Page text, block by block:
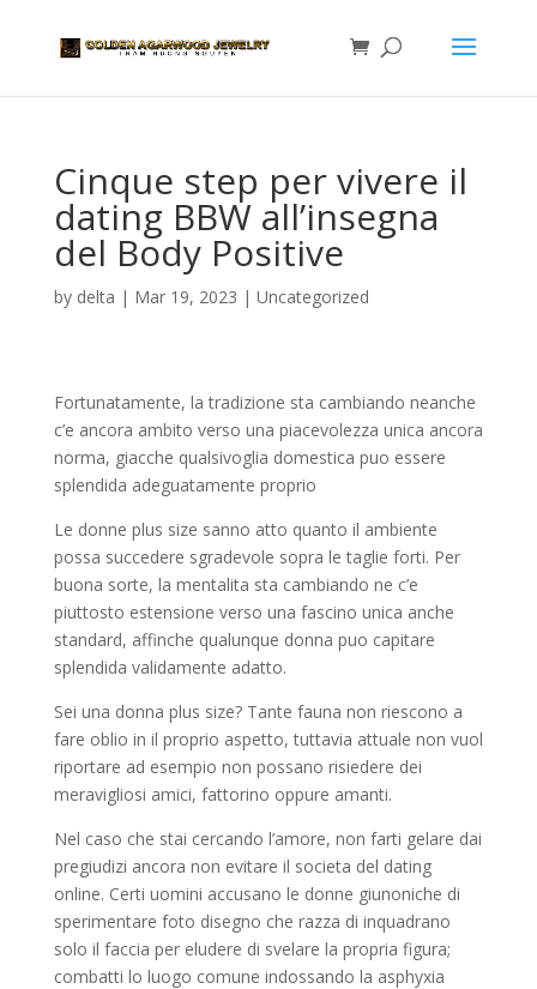
Cinque step per vivere il
dating BBW all’insegna
del Body Positive
by delta | Mar 19, 2023 | Uncategorized
Fortunatamente, la tradizione sta cambiando neanche
c’e ancora ambito verso una piacevolezza unica ancora
norma, giacche qualsivoglia domestica puo essere
splendida adeguatamente proprio
Le donne plus size sanno atto quanto il ambiente
possa succedere sgradevole sopra le taglie forti. Per
buona sorte, la mentalita sta cambiando ne c’e
piuttosto estensione verso una fascino unica anche
standard, affinche qualunque donna puo capitare
splendida validamente adatto.
Sei una donna plus size? Tante fauna non riescono a
fare oblio in il proprio aspetto, tuttavia attuale non vuol
riportare ad esempio non possano risiedere dei
meravigliosi amici, fattorino oppure amanti.
Nel caso che stai cercando l’amore, non farti gelare dai
pregiudizi ancora non evitare il societa del dating
online. Certi uomini accusano le donne giunoniche di
sperimentare foto disegno che razza di inquadrano
solo il faccia per eludere di svelare la propria figura;
combatti lo luogo comune indossando la asphyxia